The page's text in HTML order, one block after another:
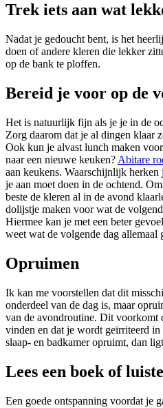
Trek iets aan wat
Nadat je gedoucht bent, is het
doen of andere kleren die lekker
op de bank te ploffen.
Bereid je voor op de
Het is natuurlijk fijn als je je in de
Zorg daarom dat je al dingen klaar
Ook kun je alvast lunch maken
naar een nieuwe keuken? Abitare
aan keukens. Waarschijnlijk herken
je aan moet doen in de ochtend.
beste de kleren al in de avond
dolijstje maken voor wat de
Hiermee kan je met een beter
weet wat de volgende dag allemaal
Opruimen
Ik kan me voorstellen dat dit
onderdeel van de dag is, maar
van de avondroutine. Dit voorkomt
vinden en dat je wordt geïrriteerd
slaap- en badkamer opruimt, dan
Lees een boek of
Een goede ontspanning voordat je